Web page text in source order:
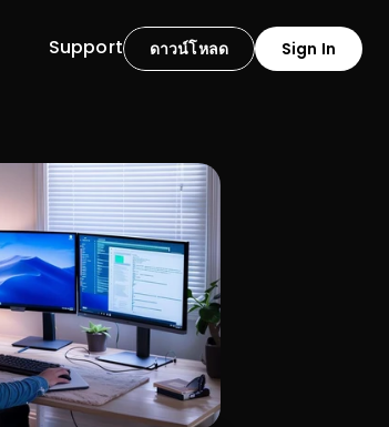
ดาวน์โหลด Sign In
Support